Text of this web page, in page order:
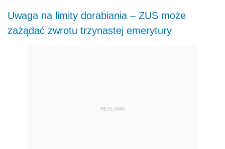
Uwaga na limity dorabiania – ZUS może
zażądać zwrotu trzynastej emerytury
REKLAMA